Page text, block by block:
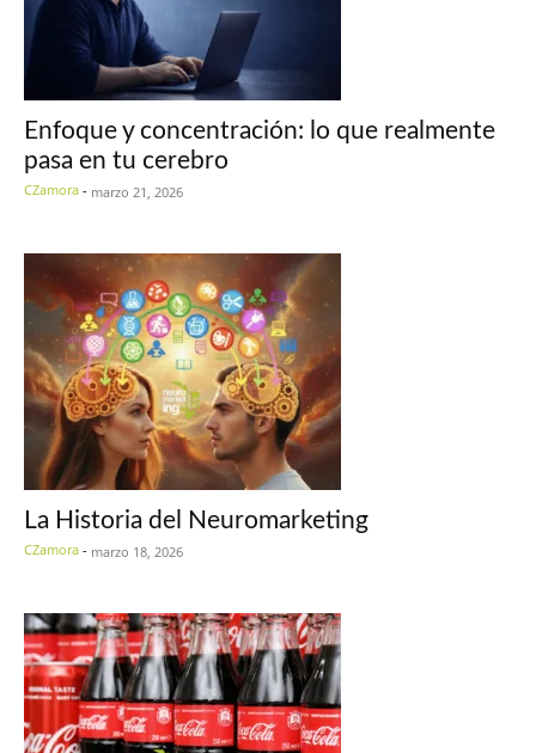
Enfoque y concentración: lo que realmente
pasa en tu cerebro
CZamora - marzo 21, 2026
La Historia del Neuromarketing
CZamora - marzo 18, 2026